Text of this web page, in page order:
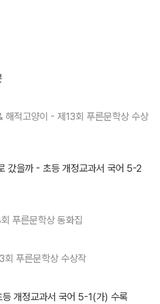
해적고양이 - 제13회 푸른문학상 수상
갔을까 - 초등 개정교과서 국어 5-2
푸른문학상 동화집
회 푸른문학상 수상작
개정교과서 국어 5-1(가) 수록